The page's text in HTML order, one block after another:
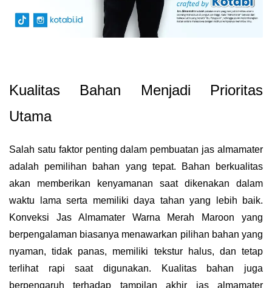
Kualitas Bahan Menjadi Prioritas
Utama
Salah satu faktor penting dalam pembuatan jas almamater
adalah pemilihan bahan yang tepat. Bahan berkualitas
akan memberikan kenyamanan saat dikenakan dalam
waktu lama serta memiliki daya tahan yang lebih baik.
Konveksi Jas Almamater Warna Merah Maroon yang
berpengalaman biasanya menawarkan pilihan bahan yang
nyaman, tidak panas, memiliki tekstur halus, dan tetap
terlihat rapi saat digunakan. Kualitas bahan juga
berpengaruh terhadap tampilan akhir jas almamater